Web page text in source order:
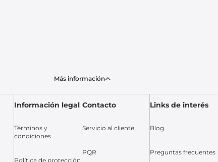
Más información
Información legal
Términos y
condiciones
Política de protección
Contacto
Servicio al cliente
PQR
Links de interés
Blog
Preguntas frecuentes